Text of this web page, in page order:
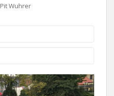
Pit Wuhrer